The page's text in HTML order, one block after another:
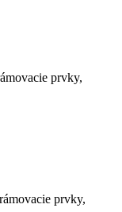
prvky,
prvky,